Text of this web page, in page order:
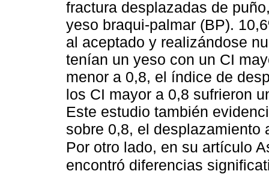
fractura desplazadas de
yeso braqui-palmar (BP).
al aceptado y realizándose
tenían un yeso con un CI
menor a 0,8, el índice de
los CI mayor a 0,8 sufrieron
Este estudio también
sobre 0,8, el desplazamiento
Por otro lado, en su artículo
encontró diferencias